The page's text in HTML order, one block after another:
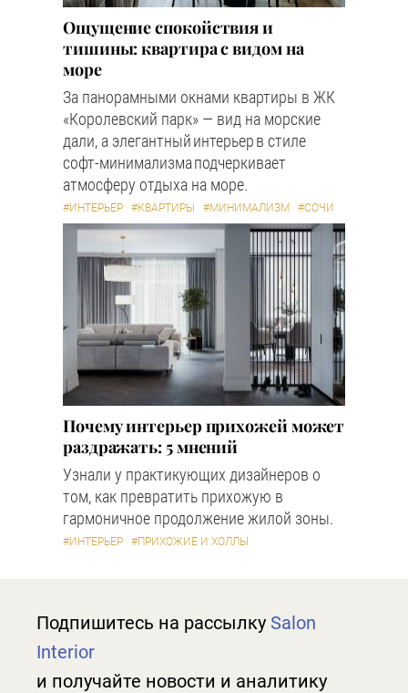
Ощущение спокойствия и
тишины: квартира с видом на
море
За панорамными окнами квартиры в ЖК
«Королевский парк» — вид на морские
дали, а элегантный интерьер в стиле
софт-минимализма подчеркивает
атмосферу отдыха на море.
#ИНТЕРЬЕР #КВАРТИРЫ #МИНИМАЛИЗМ #СОЧИ
Почему интерьер прихожей может
раздражать: 5 мнений
Узнали у практикующих дизайнеров о
том, как превратить прихожую в
гармоничное продолжение жилой зоны.
#ИНТЕРЬЕР #ПРИХОЖИЕ И ХОЛЛЫ
Подпишитесь на рассылку Salon
Interior
и получайте новости и аналитику